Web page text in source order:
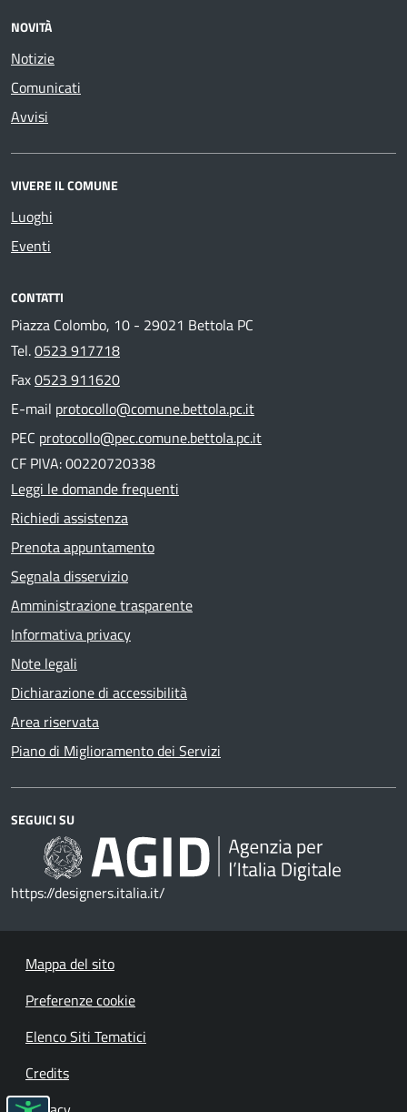
NOVITÀ
Notizie
Comunicati
Avvisi
VIVERE IL COMUNE
Luoghi
Eventi
CONTATTI
Piazza Colombo, 10 - 29021 Bettola PC
Tel.0523 917718
Fax0523 911620
E-mail protocollo@comune.bettola.pc.it
PEC protocollo@pec.comune.bettola.pc.it
CF PIVA: 00220720338
Leggi le domande frequenti
Richiedi assistenza
Prenota appuntamento
Segnala disservizio
Amministrazione trasparente
Informativa privacy
Note legali
Dichiarazione di accessibilità
Area riservata
Piano di Miglioramento dei Servizi
SEGUICI SU
https://designers.italia.it/
Mappa del sito
Preferenze cookie
Elenco Siti Tematici
Credits